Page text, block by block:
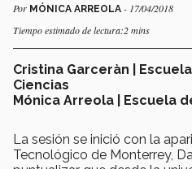
Por MÓNICA ARREOLA - 17/04/2018
Tiempo estimado de lectura:2 mins
Cristina Garceràn |
Ciencias
Mónica Arreola | Escuela
La sesión se inició con la
Tecnológico de Monterrey,